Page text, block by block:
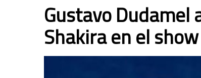
Gustavo Dudamel
Shakira en el